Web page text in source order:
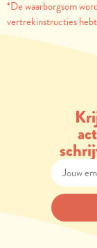
*De waarborgsom
vertrekinstructies